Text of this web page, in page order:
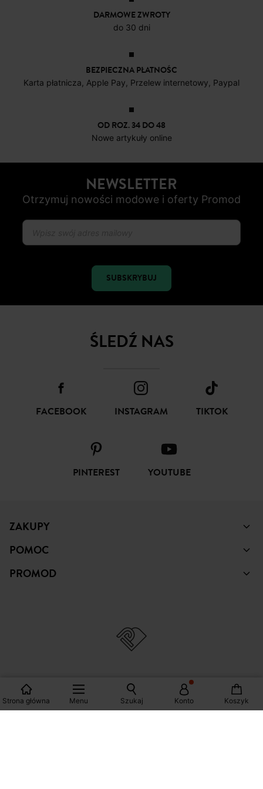
Strona główna Menu Szukaj Konto Koszyk
4 do 6 dni roboczych
DARMOWE ZWROTY
do 30 dni
BEZPIECZNA PŁATNOŚC
Karta płatnicza, Apple Pay, Przelew internetowy, Paypal
OD ROZ. 34 DO 48
NEWSLETTER
ŚLEDŹ NAS
INSTAGRAM